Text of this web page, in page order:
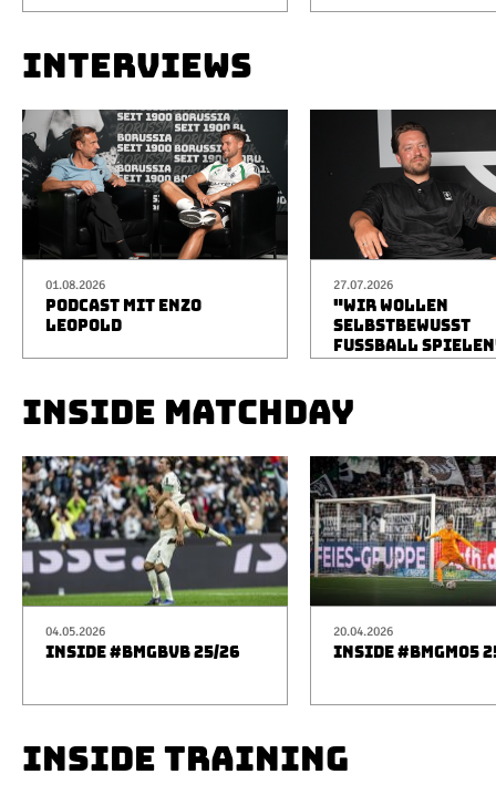
INTERVIEWS
01.08.2026
PODCAST MIT ENZO
LEOPOLD
27.07.2026
"WIR WOLLEN
SELBSTBEWUSST
FUSSBALL
INSIDE MATCHDAY
04.05.2026
INSIDE #BMGBVB 25/26
20.04.2026
INSIDE #BMGM05
INSIDE TRAINING